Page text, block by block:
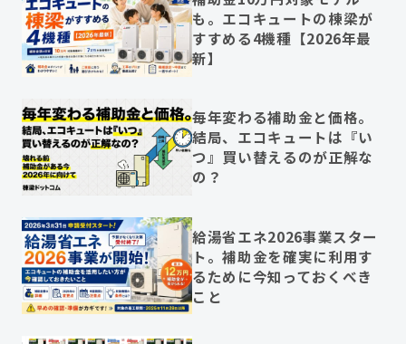
も。エコキュートの棟梁が
すすめる4機種【2026年最
新】
毎年変わる補助金と価格。
結局、エコキュートは『い
つ』買い替えるのが正解な
の？
給湯省エネ2026事業スター
ト。補助金を確実に利用す
るために今知っておくべき
こと